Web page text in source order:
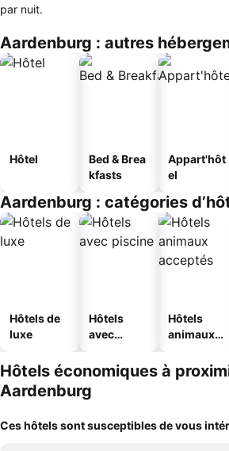
par nuit.
Aardenburg : autres
Hôtel
Bed & Brea
kfasts
Appart'hôt
el
Aardenburg : catégories
Hôtels de
luxe
Hôtels
avec
Hôtels
animaux
Hôtels économiques à
Aardenburg
Ces hôtels sont susceptibles de vous